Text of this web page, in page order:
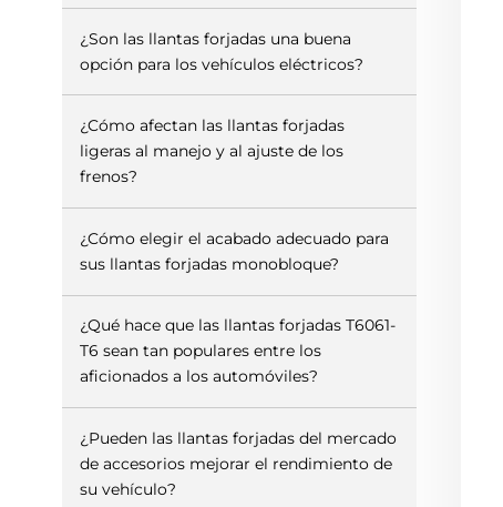
¿Son las llantas forjadas una buena
opción para los vehículos eléctricos?
¿Cómo afectan las llantas forjadas
ligeras al manejo y al ajuste de los
frenos?
¿Cómo elegir el acabado adecuado para
sus llantas forjadas monobloque?
¿Qué hace que las llantas forjadas T6061-
T6 sean tan populares entre los
aficionados a los automóviles?
¿Pueden las llantas forjadas del mercado
de accesorios mejorar el rendimiento de
su vehículo?